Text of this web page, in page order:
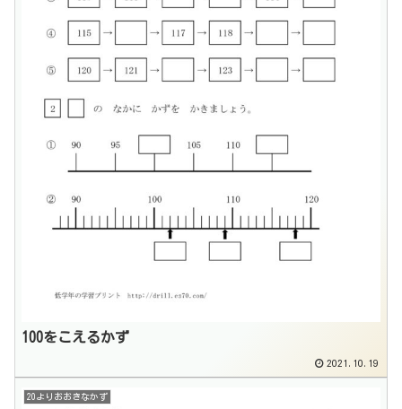
100をこえるかず
2021.10.19
20よりおおきなかず